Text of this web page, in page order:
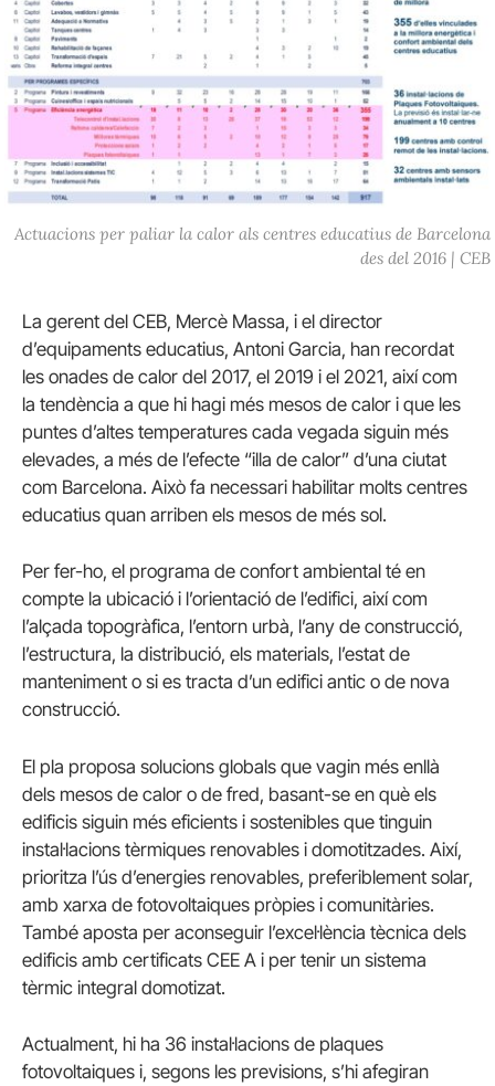
Actuacions per paliar la calor als centres educatius de Barcelona
des del 2016 | CEB
La gerent del CEB, Mercè Massa, i el director
d’equipaments educatius, Antoni Garcia, han recordat
les onades de calor del 2017, el 2019 i el 2021, així com
la tendència a que hi hagi més mesos de calor i que les
puntes d’altes temperatures cada vegada siguin més
elevades, a més de l’efecte “illa de calor” d’una ciutat
com Barcelona. Això fa necessari habilitar molts centres
educatius quan arriben els mesos de més sol.
Per fer-ho, el programa de confort ambiental té en
compte la ubicació i l’orientació de l’edifici, així com
l’alçada topogràfica, l’entorn urbà, l’any de construcció,
l’estructura, la distribució, els materials, l’estat de
manteniment o si es tracta d’un edifici antic o de nova
construcció.
El pla proposa solucions globals que vagin més enllà
dels mesos de calor o de fred, basant-se en què els
edificis siguin més eficients i sostenibles que tinguin
instal·lacions tèrmiques renovables i domotitzades. Així,
prioritza l’ús d’energies renovables, preferiblement solar,
amb xarxa de fotovoltaiques pròpies i comunitàries.
També aposta per aconseguir l’excel·lència tècnica dels
edificis amb certificats CEE A i per tenir un sistema
tèrmic integral domotizat.
Actualment, hi ha 36 instal·lacions de plaques
fotovoltaiques i, segons les previsions, s’hi afegiran